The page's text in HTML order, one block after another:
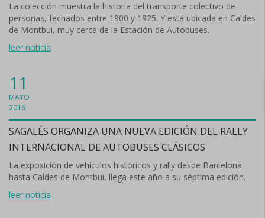
La colección muestra la historia del transporte colectivo de
personas, fechados entre 1900 y 1925. Y está ubicada en Caldes
de Montbui, muy cerca de la Estación de Autobuses.
leer noticia
11
MAYO
2016
SAGALÉS ORGANIZA UNA NUEVA EDICIÓN DEL RALLY
INTERNACIONAL DE AUTOBUSES CLÁSICOS
La exposición de vehículos históricos y rally desde Barcelona
hasta Caldes de Montbui, llega este año a su séptima edición.
leer noticia